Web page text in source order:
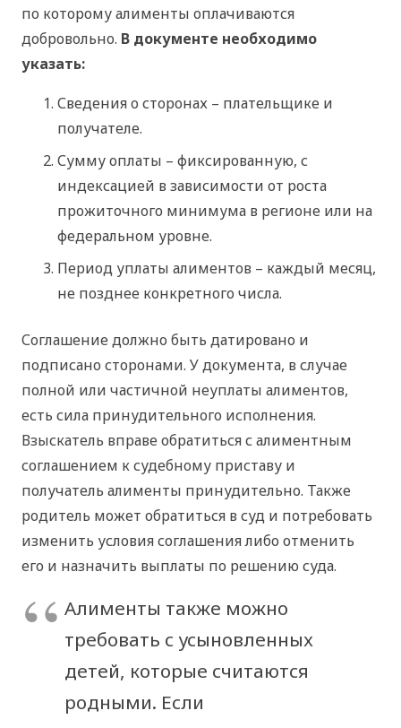
по которому алименты оплачиваются
добровольно. В документе необходимо
указать:
Сведения о сторонах – плательщике и
получателе.
Сумму оплаты – фиксированную, с
индексацией в зависимости от роста
прожиточного минимума в регионе или на
федеральном уровне.
Период уплаты алиментов – каждый месяц,
не позднее конкретного числа.
Соглашение должно быть датировано и
подписано сторонами. У документа, в случае
полной или частичной неуплаты алиментов,
есть сила принудительного исполнения.
Взыскатель вправе обратиться с алиментным
соглашением к судебному приставу и
получатель алименты принудительно. Также
родитель может обратиться в суд и потребовать
изменить условия соглашения либо отменить
его и назначить выплаты по решению суда.
Алименты также можно
требовать с усыновленных
детей, которые считаются
родными. Если